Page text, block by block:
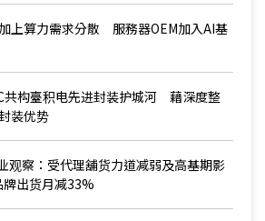
上算力需求分散 服務器OEM加入AI基
共构臺积电先进封装护城河 藉深度整
装优势
观察：受代理舖货力道减弱及高基期影
出货月减33%